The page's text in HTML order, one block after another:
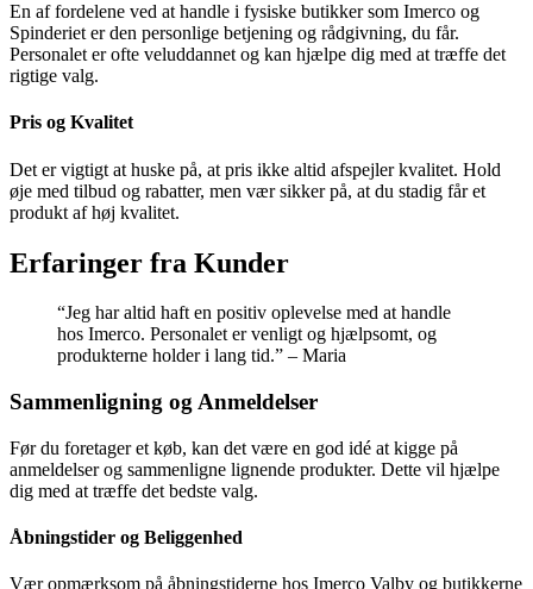
En af fordelene ved at handle i fysiske butikker som Imerco og
Spinderiet er den personlige betjening og rådgivning, du får.
Personalet er ofte veluddannet og kan hjælpe dig med at træffe det
rigtige valg.
Pris og Kvalitet
Det er vigtigt at huske på, at pris ikke altid afspejler kvalitet. Hold
øje med tilbud og rabatter, men vær sikker på, at du stadig får et
produkt af høj kvalitet.
Erfaringer fra Kunder
“Jeg har altid haft en positiv oplevelse med at handle
hos Imerco. Personalet er venligt og hjælpsomt, og
produkterne holder i lang tid.” – Maria
Sammenligning og Anmeldelser
Før du foretager et køb, kan det være en god idé at kigge på
anmeldelser og sammenligne lignende produkter. Dette vil hjælpe
dig med at træffe det bedste valg.
Åbningstider og Beliggenhed
Vær opmærksom på åbningstiderne hos Imerco Valby og butikkerne